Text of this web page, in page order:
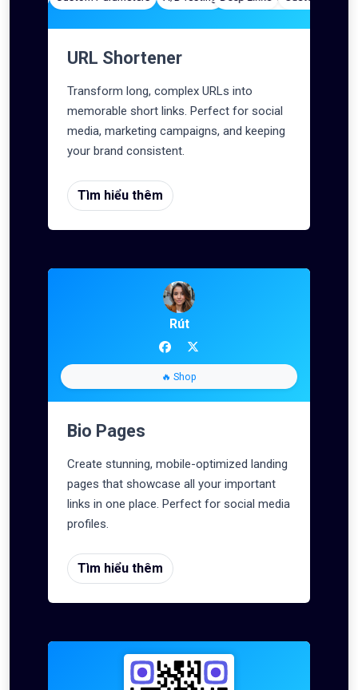
URL Shortener
Transform long, complex URLs into
memorable short links. Perfect for social
media, marketing campaigns, and keeping
your brand consistent.
Tìm hiểu thêm
Rút
🔥 Shop
Bio Pages
Create stunning, mobile-optimized landing
pages that showcase all your important
links in one place. Perfect for social media
profiles.
Tìm hiểu thêm